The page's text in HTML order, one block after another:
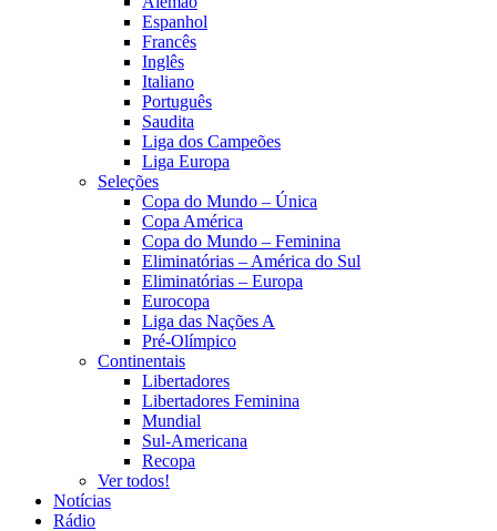
Espanhol
Francês
Inglês
Italiano
Português
Saudita
Liga dos Campeões
Liga Europa
Seleções
Copa do Mundo – Única
Copa América
Copa do Mundo – Feminina
Eliminatórias – América do Sul
Eliminatórias – Europa
Eurocopa
Liga das Nações A
Pré-Olímpico
Continentais
Libertadores
Libertadores Feminina
Mundial
Sul-Americana
Recopa
Ver todos!
Notícias
Rádio